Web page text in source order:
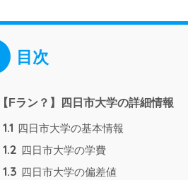
目次
【Fラン？】四日市大学の詳細情報
1.1 四日市大学の基本情報
1.2 四日市大学の学費
1.3 四日市大学の偏差値